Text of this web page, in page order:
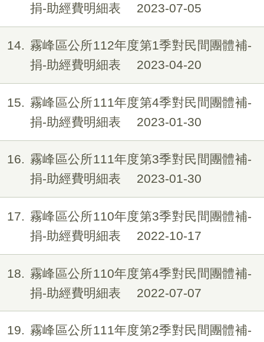
捐-助經費明細表
2023-07-05
14
霧峰區公所112年度第1季對民間團體補-
捐-助經費明細表
2023-04-20
15
霧峰區公所111年度第4季對民間團體補-
捐-助經費明細表
2023-01-30
16
霧峰區公所111年度第3季對民間團體補-
捐-助經費明細表
2023-01-30
17
霧峰區公所110年度第3季對民間團體補-
捐-助經費明細表
2022-10-17
18
霧峰區公所110年度第4季對民間團體補-
捐-助經費明細表
2022-07-07
19
霧峰區公所111年度第2季對民間團體補-